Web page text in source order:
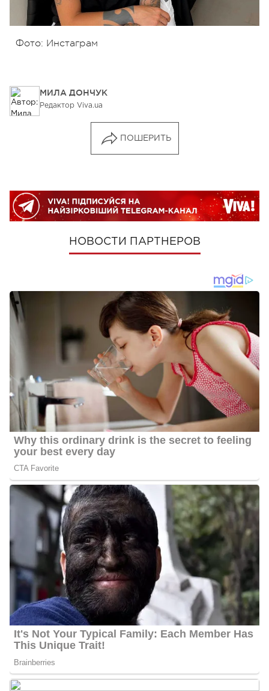
Фото: Инстаграм
МИЛА ДОНЧУК
Редактор Viva.ua
ПОШЕРИТЬ
НОВОСТИ ПАРТНЕРОВ